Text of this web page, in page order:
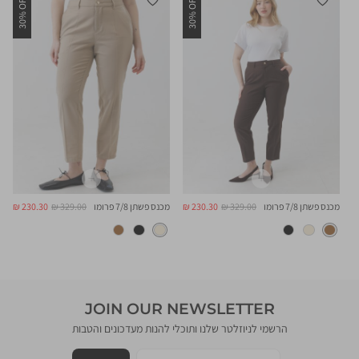
30% OFF
מכנס פשתן 7/8 פרומו
מחיר
230.30 ₪
מחיר
329.00 ₪
30% OFF
מכנס פשתן 7/8 פרומו
מחיר
230.30 ₪
מחיר
329.00 ₪
JOIN OUR NEWSLETTER
הרשמי לניוזלטר שלנו ותוכלי להנות מעדכונים והטבות